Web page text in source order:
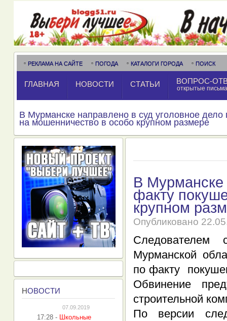
РЕКЛАМА НА САЙТЕ ПОГОДА КАТАЛОГИ ГОРОДА ПОИСК
ГЛАВНАЯ НОВОСТИ СТАТЬИ ВОПРОС-
открытые письма
В Мурманске направлено в суд уголовное дело
на мошенничество в особо крупном размере
В Мурманске
факту
крупном
Опубликовано
Мурманской
по факту
Обвинение
строительной
По версии
НОВОСТИ
07.09.2019
17:28 - Школьные